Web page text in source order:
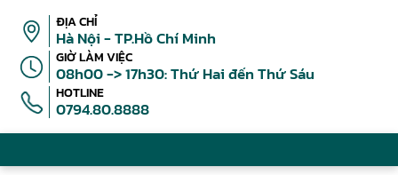
ĐỊA CHỈ
Hà Nội - TP.Hồ Chí Minh
GIỜ LÀM VIỆC
08h00 -> 17h30: Thứ Hai đến Thứ Sáu
HOTLINE
0794.80.8888